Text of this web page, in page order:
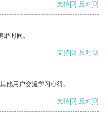
支持[0] 反对[0]
时间。
支持[0] 反对[0]
他用户交流学习心得。
支持[0] 反对[0]